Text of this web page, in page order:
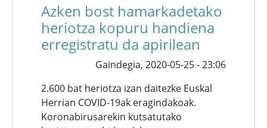
Azken bost hamarkadetako
heriotza kopuru handiena
erregistratu da apirilean
Gaindegia, 2020-05-25 - 23:06
2.600 bat heriotza izan daitezke Euskal
Herrian COVID-19ak eragindakoak.
Koronabirusarekin kutsatutako